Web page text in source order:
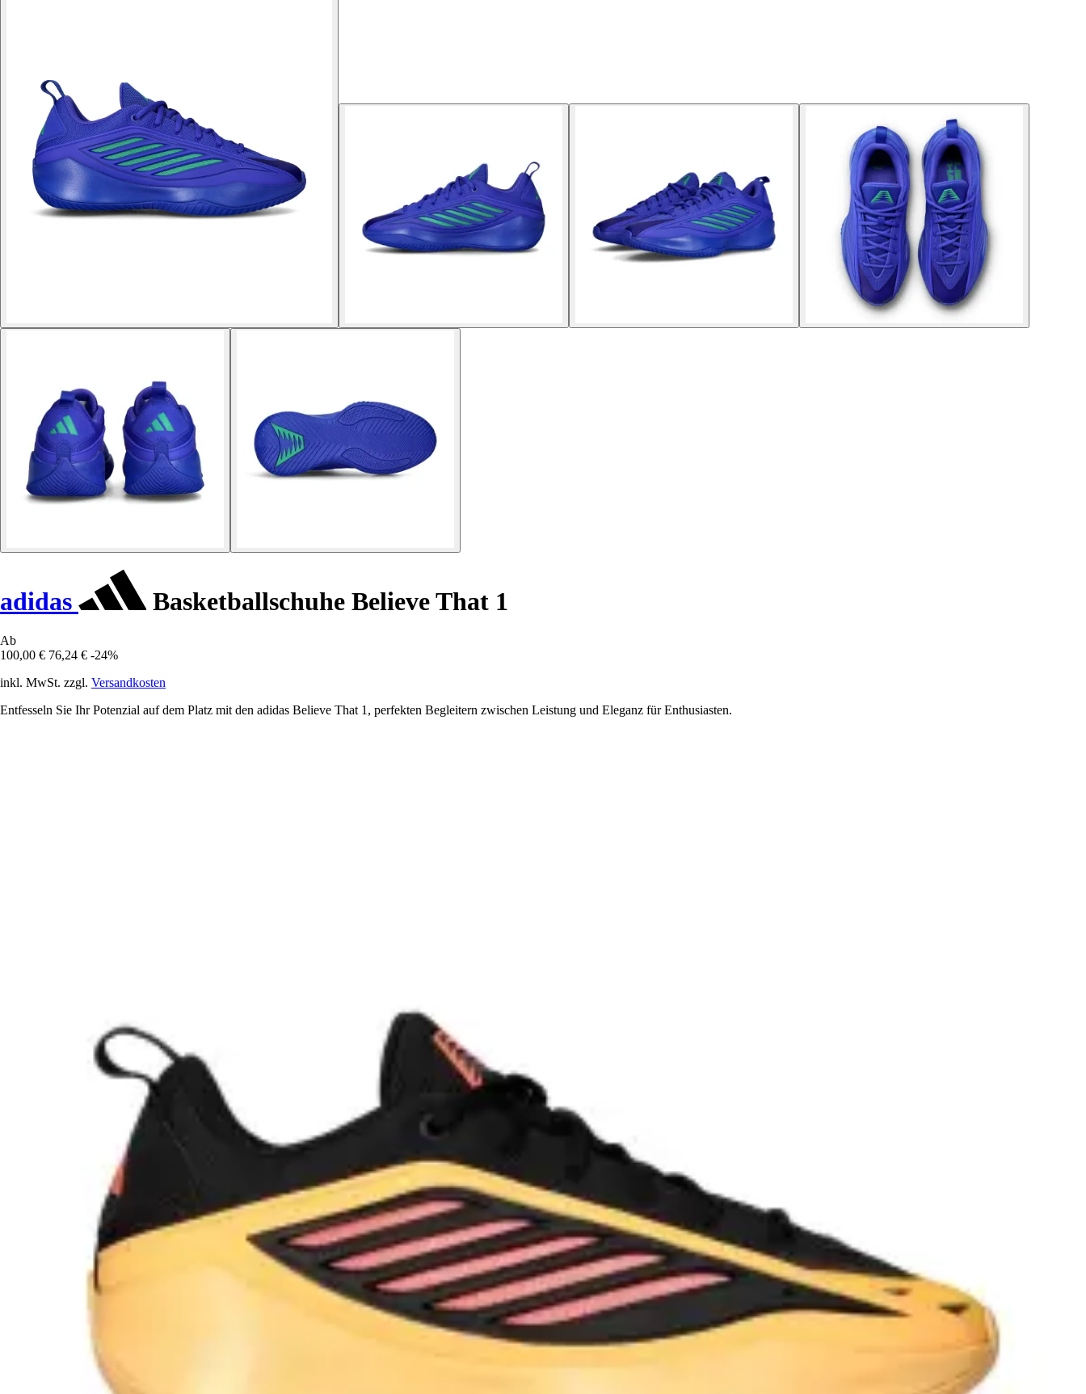
adidas Basketballschuhe Believe That 1
Ab
100,00 € 76,24 € -24%
inkl. MwSt. zzgl. Versandkosten
Entfesseln Sie Ihr Potenzial auf dem Platz mit den adidas Believe That 1, perfekten Begleitern zwischen Leistung und Eleganz für Enthusiasten.